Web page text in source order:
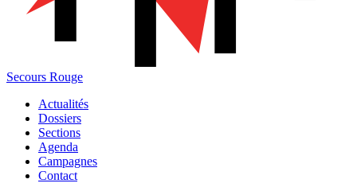
Secours Rouge
Actualités
Dossiers
Sections
Agenda
Campagnes
Contact